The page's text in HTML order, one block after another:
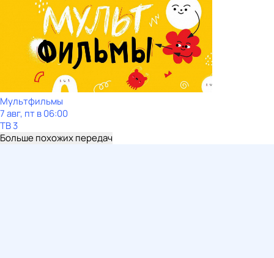
Мультфильмы
7 авг, пт в 06:00
ТВ 3
Больше похожих передач